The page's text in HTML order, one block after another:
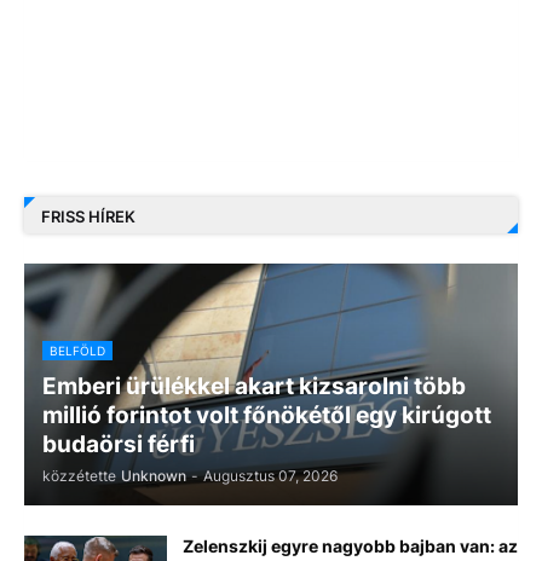
FRISS HÍREK
BELFÖLD
Emberi ürülékkel akart kizsarolni több
millió forintot volt főnökétől egy kirúgott
budaörsi férfi
közzétette Unknown - Augusztus 07, 2026
Zelenszkij egyre nagyobb bajban van: az